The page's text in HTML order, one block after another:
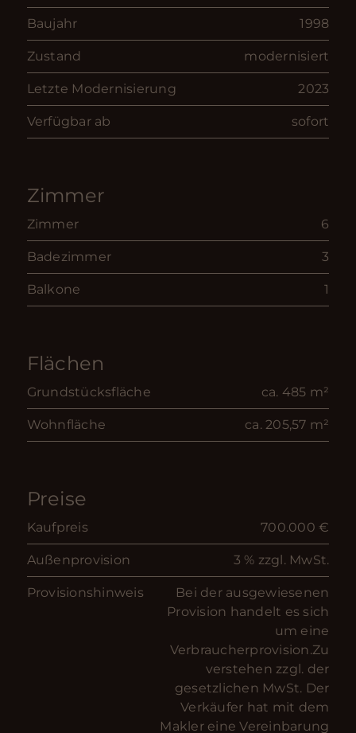
Baujahr 1998
Zustand modernisiert
Letzte Modernisierung 2023
Verfügbar ab sofort
Zimmer
Zimmer 6
Badezimmer 3
Balkone 1
Flächen
Grundstücksfläche ca. 485 m²
Wohnfläche ca. 205,57 m²
Preise
Kaufpreis 700.000 €
Außenprovision 3 % zzgl. MwSt.
Provisionshinweis
Bei der ausgewiesenen
Provision handelt es sich
um eine
Verbraucherprovision.Zu
verstehen zzgl. der
gesetzlichen MwSt. Der
Verkäufer hat mit dem
Makler eine Vereinbarung